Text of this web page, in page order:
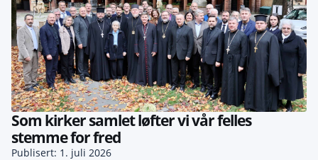
Som kirker samlet løfter vi vår felles
stemme for fred
Publisert: 1. juli 2026